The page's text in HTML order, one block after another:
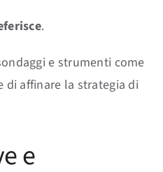
.
e strumenti come
di affinare la strategia di
e